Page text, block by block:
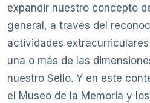
expandir nuestro concepto
general, a través del
actividades
una o más de las
nuestro Sello. Y en este
el Museo de la Memoria y